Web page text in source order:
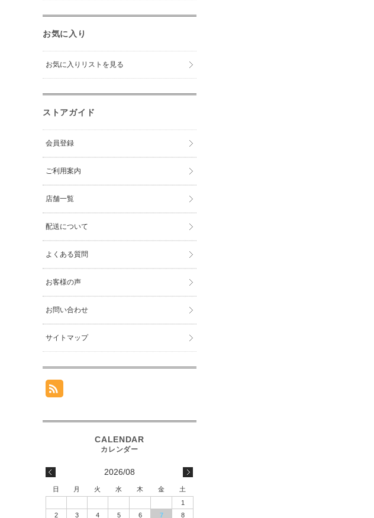
お気に入り
お気に入りリストを見る
ストアガイド
会員登録
ご利用案内
店舗一覧
配送について
よくある質問
お客様の声
お問い合わせ
サイトマップ
2026/08
日 月 火 水 木 金
土
1
2
3 4 5 6 7 8